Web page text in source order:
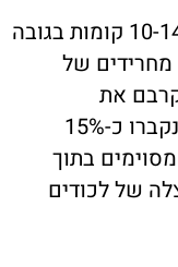
ההרס היה בלתי נתפס! מבנים בני 10-14 קומות בגובה
מחרידים של
את
תושביהם. תחת מיליוני טונות בטון נקברו כ-15%
בתוך
של לכודים